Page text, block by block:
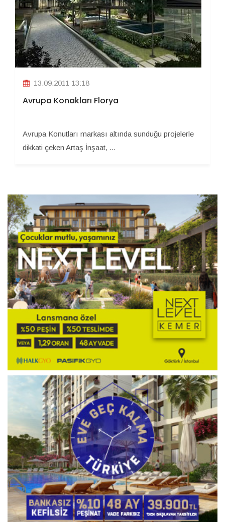
13.09.2011 13:18
Avrupa Konakları Florya
Avrupa Konutları markası altında sunduğu projelerle
dikkati çeken Artaş İnşaat, ...